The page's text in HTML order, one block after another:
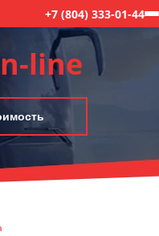
+7 (804) 333-01-44
line